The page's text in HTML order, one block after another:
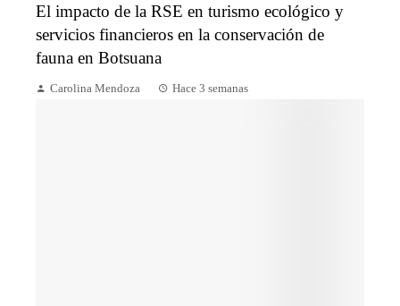
El impacto de la RSE en turismo ecológico y
servicios financieros en la conservación de
fauna en Botsuana
Carolina Mendoza Hace 3 semanas